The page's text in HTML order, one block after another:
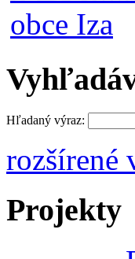
Hľadaný výraz:
rozšírené
Projekty